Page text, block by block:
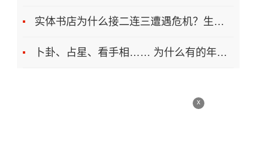
实体书店为什么接二连三遭遇危机？生存之道在哪
卜卦、占星、看手相…… 为什么有的年轻人总想算一卦
x